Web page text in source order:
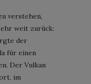
verstehen,
weit zurück:
der
für einen
Der Vulkan
im